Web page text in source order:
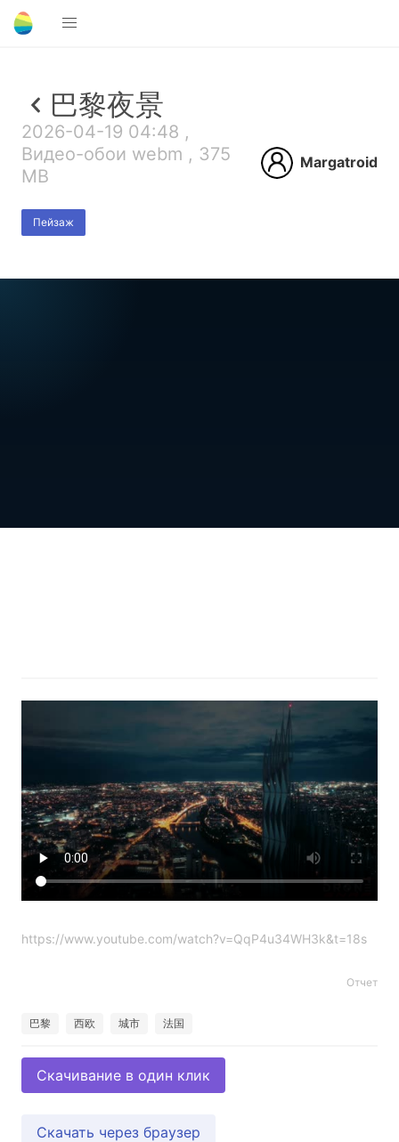
巴黎夜景
2026-04-19 04:48 ,
Видео-обои webm , 375
MB
Пейзаж
Margatroid
https://www.youtube.com/watch?v=QqP4u34WH3k&t=18s
Отчет
巴黎 西欧 城市 法国
Скачивание в один клик
Скачать через браузер